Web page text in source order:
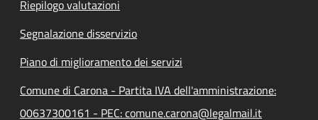
Riepilogo valutazioni
Segnalazione disservizio
Piano di miglioramento dei servizi
Comune di Carona - Partita IVA dell'amministrazione:
00637300161 - PEC: comune.carona@legalmail.it